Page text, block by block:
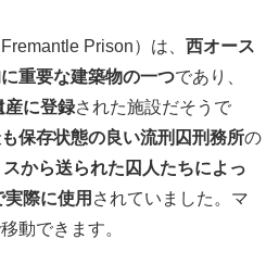
Prison）は、 西オース
重要な建築物の一つであり、
産に登録された施設だそうで
保存状態の良い流刑囚刑務所の
から送られた囚人たちによっ
際に使用 されていました。マ
動できます。